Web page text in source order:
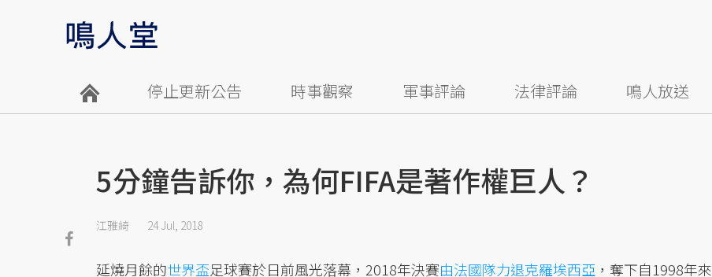
停止更新公告 時事觀察 軍事評論 法律評論 鳴人放送
5分鐘告訴你，為何FIFA是著作權巨人？
江雅綺 24 Jul, 2018
延燒月餘的世界盃足球賽於日前風光落幕，2018年決賽由法國隊力退克羅埃西亞 ，奪下自1998年來